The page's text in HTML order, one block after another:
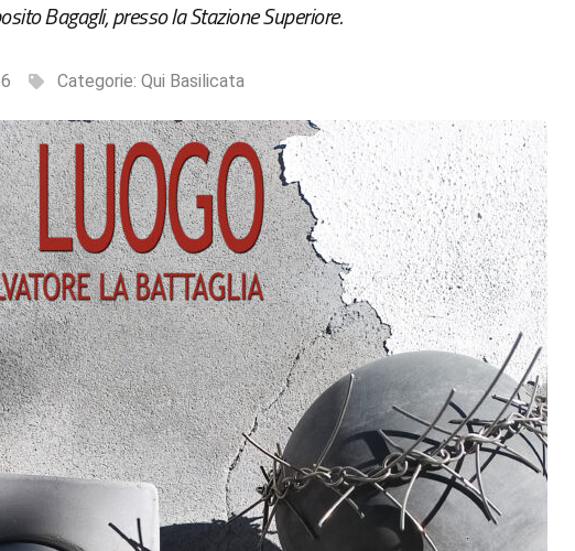
Bagagli, presso la Stazione Superiore.
Categorie: Qui Basilicata